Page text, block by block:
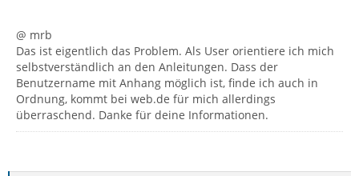
@ mrb
Das ist eigentlich das Problem. Als User orientiere ich mich
selbstverständlich an den Anleitungen. Dass der
Benutzername mit Anhang möglich ist, finde ich auch in
Ordnung, kommt bei web.de für mich allerdings
überraschend. Danke für deine Informationen.